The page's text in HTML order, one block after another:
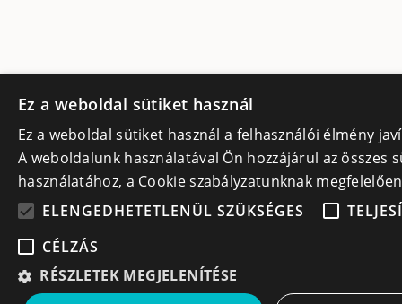
Ez a weboldal sütiket használ
Ez a weboldal sütiket használ a felhasználói élmény
A weboldalunk használatával Ön hozzájárul az összes
használatához, a Cookie szabályzatunknak
ELENGEDHETETLENÜL SZÜKSÉGES
CÉLZÁS
RÉSZLETEK MEGJELENÍTÉSE